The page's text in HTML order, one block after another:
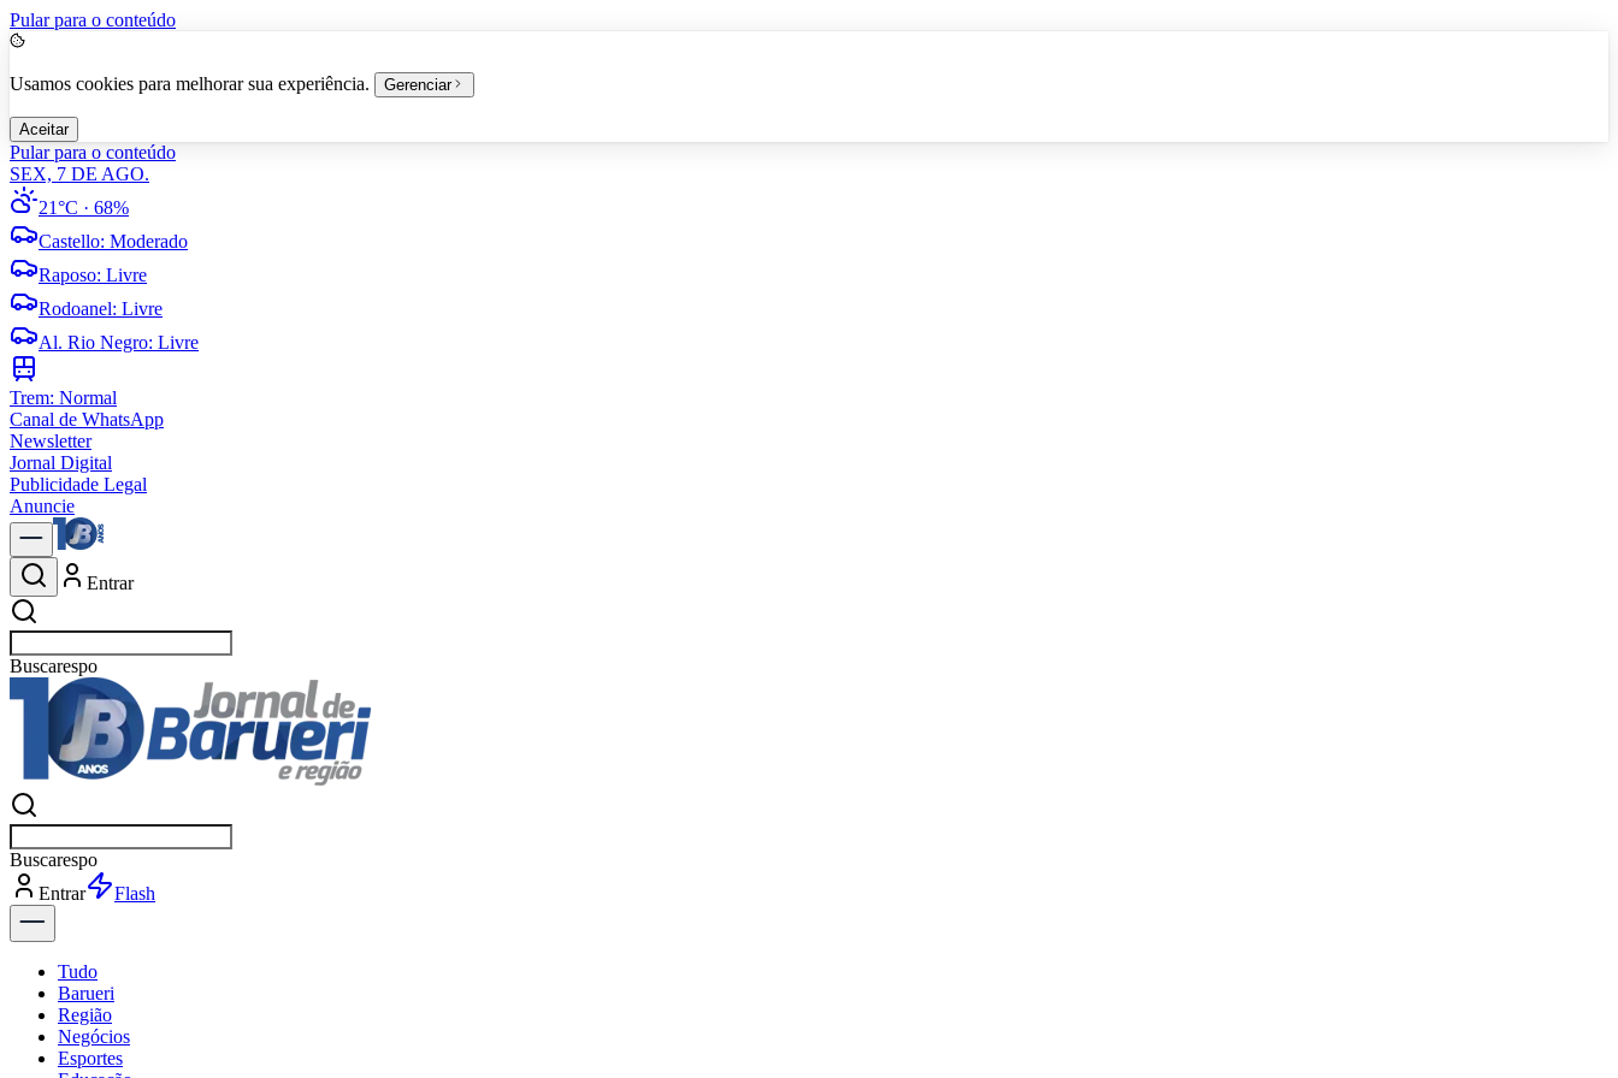
Pular para o conteúdo
Usamos cookies para melhorar sua experiência. Gerenciar
Aceitar
Pular para o conteúdo
SEX, 7 DE AGO.
21°C · 68%
Castello: Moderado
Raposo: Livre
Rodoanel: Livre
Al. Rio Negro: Livre
Trem: Normal
Canal de WhatsApp
Newsletter
Jornal Digital
Publicidade Legal
Anuncie
Entrar
Buscaresportes
Buscaresportes
Entrar
Flash
Tudo
Barueri
Região
Negócios
Esportes